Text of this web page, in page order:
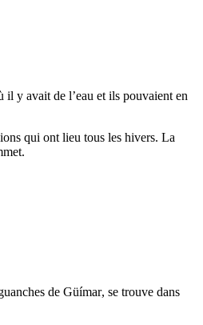
il y avait de l’eau et ils pouvaient en
qui ont lieu tous les hivers. La
de Güímar, se trouve dans